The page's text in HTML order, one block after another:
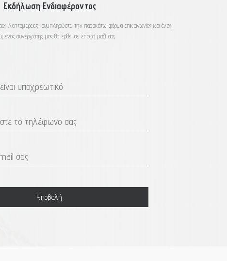
Εκδήλωση Ενδιαφέροντος
λεπτομέρειες, συμπληρώστε την παρακάτω φόρμα επικοινωνίας και ένας
συνεργάτης μας θα έρθει σε επαφή μαζί σας.
Υποβολή